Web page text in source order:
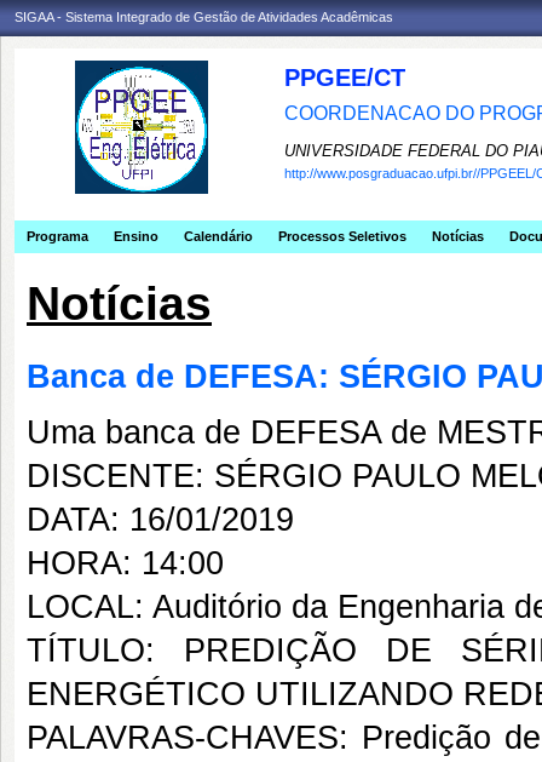
SIGAA - Sistema Integrado de Gestão de Atividades Acadêmicas
PPGEE/CT
COORDENACAO DO
UNIVERSIDADE FEDERAL DO
http://www.posgraduacao.ufpi.br//PPGEEL/
Programa Ensino Calendário Processos Seletivos Notícias
Notícias
Banca de DEFESA: SÉRGIO
Uma banca de DEFESA de
DISCENTE: SÉRGIO PAULO
DATA: 16/01/2019
HORA: 14:00
LOCAL: Auditório da Engenharia
TÍTULO: PREDIÇÃO DE
ENERGÉTICO UTILIZANDO
PALAVRAS-CHAVES: Predição